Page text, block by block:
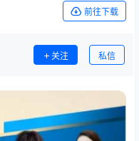
前往下载
关注 私信